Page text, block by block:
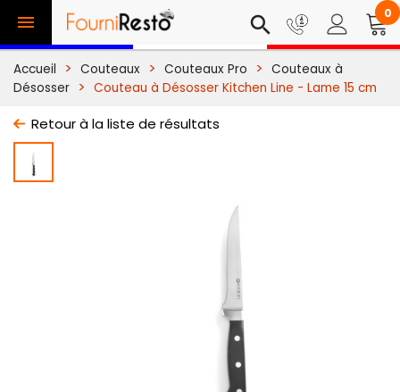
 search 0
Accueil Couteaux Couteaux Pro
Couteaux à
Désosser
Couteau à Désosser Kitchen Line - Lame 15 cm
Retour à la liste de résultats